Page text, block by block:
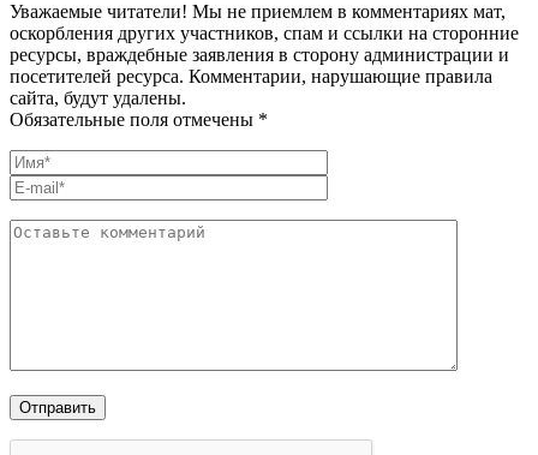
Уважаемые читатели! Мы не приемлем в комментариях мат,
оскорбления других участников, спам и ссылки на сторонние
ресурсы, враждебные заявления в сторону администрации и
посетителей ресурса. Комментарии, нарушающие правила
сайта, будут удалены.
Обязательные поля отмечены *